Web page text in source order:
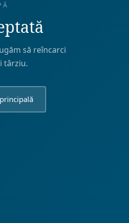
să reîncarci
târziu.